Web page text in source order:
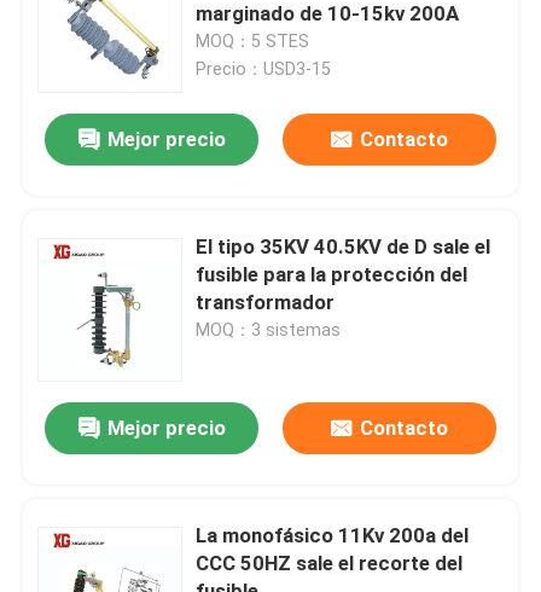
Sobre nosotros
Viaje de la fábrica
Éntrenos en contacto con
Pida una cita
Interruptor de rotura de carga de aire
Dispositivo de distribución de la distribución de poder
marginado de 10-15kv 200A
MOQ：5 STES
Precio：USD3-15
Mejor precio Contacto
El tipo 35KV 40.5KV de D sale el
fusible para la protección del
transformador
MOQ：3 sistemas
Mejor precio Contacto
La monofásico 11Kv 200a del
CCC 50HZ sale el recorte del